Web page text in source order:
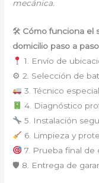
mecánica.
🛠 Cómo funciona el
domicilio paso a paso
1. Envío de
⚙ 2. Selección de
3. Técnico
4. Diagnóstico
5. Instalación
6. Limpieza y
7. Prueba final de
🛡 8. Entrega de